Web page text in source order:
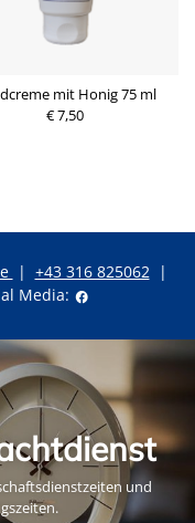
mit Honig 75 ml
€ 7,50
| +43 316 825062|
Media:
und